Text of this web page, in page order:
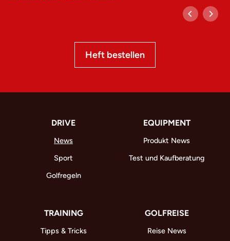
Heft bestellen
DRIVE
News
Sport
Golfregeln
EQUIPMENT
Produkt News
Test und Kaufberatung
TRAINING
Tipps & Tricks
GOLFREISE
Reise News